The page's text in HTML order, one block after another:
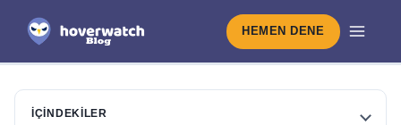
HEMEN DENE
İÇINDEKILER